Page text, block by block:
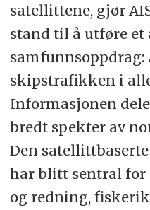
satellittene, gjør
stand til å utføre et
samfunnsoppdrag:
skipstrafikken i
Informasjonen
bredt spekter av
Den
har blitt sentral for
og redning,